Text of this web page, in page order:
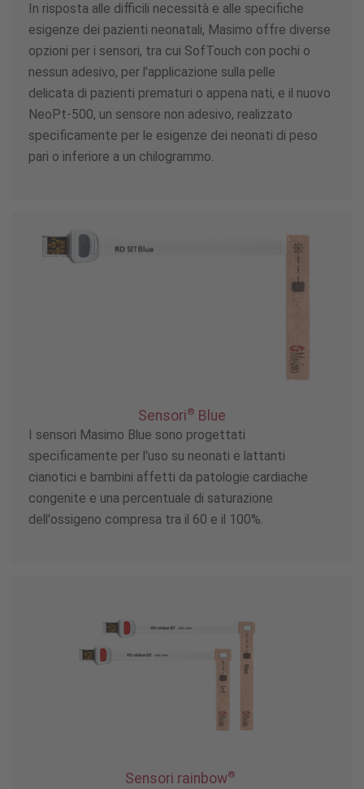
In risposta alle difficili necessità e alle specifiche
esigenze dei pazienti neonatali, Masimo offre diverse
opzioni per i sensori, tra cui SofTouch con pochi o
nessun adesivo, per l'applicazione sulla pelle
delicata di pazienti prematuri o appena nati, e il nuovo
NeoPt-500, un sensore non adesivo, realizzato
specificamente per le esigenze dei neonati di peso
pari o inferiore a un chilogrammo.
Sensori® Blue
I sensori Masimo Blue sono progettati
specificamente per l'uso su neonati e lattanti
cianotici e bambini affetti da patologie cardiache
congenite e una percentuale di saturazione
dell'ossigeno compresa tra il 60 e il 100%.
Sensori rainbow®